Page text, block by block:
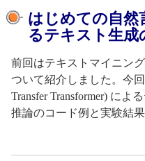
はじめての自然
るテキスト生成
前回はテキストマイニン
ついて紹介しました。今
Transfer Transformer) によ
推論のコード例と実験結